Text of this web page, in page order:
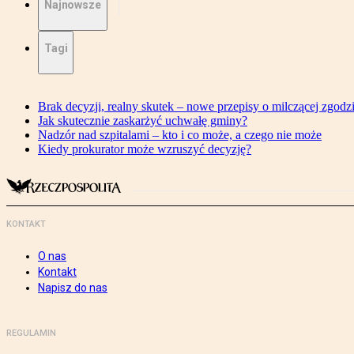
Najnowsze
Tagi
Brak decyzji, realny skutek – nowe przepisy o milczącej
Jak skutecznie zaskarżyć uchwałę gminy?
Nadzór nad szpitalami – kto i co może, a czego nie może
Kiedy prokurator może wzruszyć decyzję?
KONTAKT
O nas
Kontakt
Napisz do nas
REGULAMIN